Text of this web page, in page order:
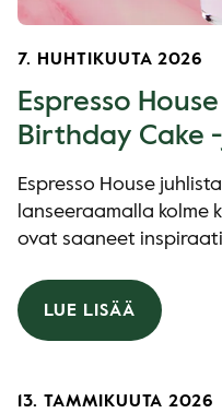
7. HUHTIKUUTA 2026
Espresso
Birthday Cake
Espresso House
lanseeraamalla kolme
ovat saaneet
LUE LISÄÄ
13. TAMMIKUUTA 2026